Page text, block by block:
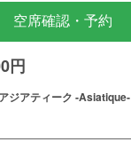
空席確認・予約
円
ジアティーク ‐Asiatique‐